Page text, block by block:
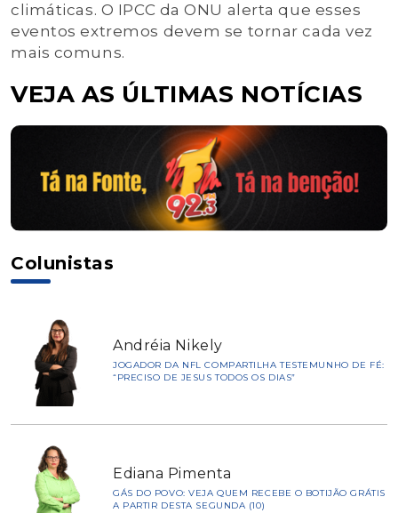
climáticas. O IPCC da ONU alerta que esses
eventos extremos devem se tornar cada vez
mais comuns.
VEJA AS ÚLTIMAS NOTÍCIAS
Colunistas
Andréia Nikely
JOGADOR DA NFL COMPARTILHA TESTEMUNHO DE FÉ:
“PRECISO DE JESUS TODOS OS DIAS”
Ediana Pimenta
GÁS DO POVO: VEJA QUEM RECEBE O BOTIJÃO GRÁTIS
A PARTIR DESTA SEGUNDA (10)